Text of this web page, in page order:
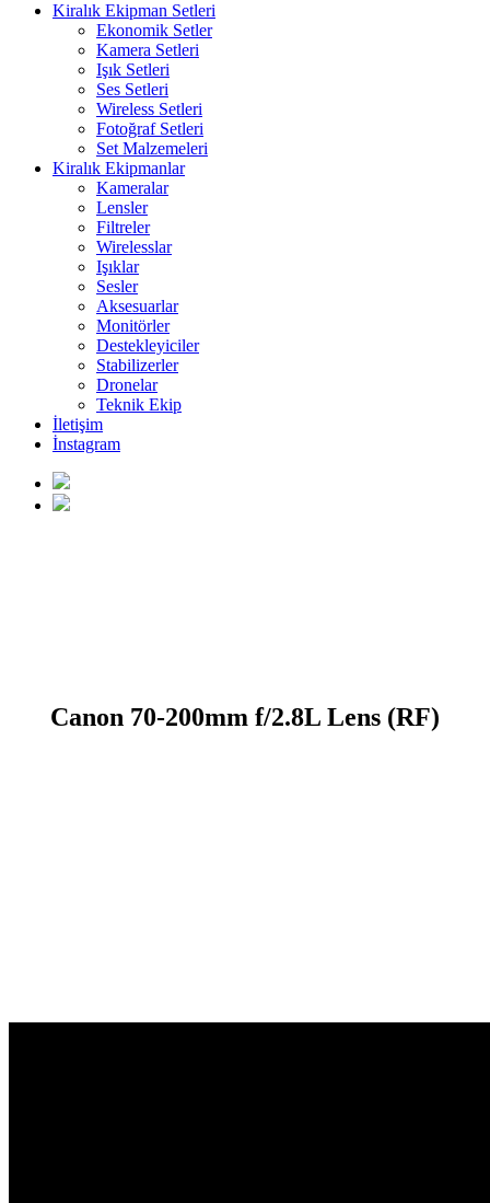
Kiralık Ekipman Setleri
Ekonomik Setler
Kamera Setleri
Işık Setleri
Ses Setleri
Wireless Setleri
Fotoğraf Setleri
Set Malzemeleri
Kiralık Ekipmanlar
Kameralar
Lensler
Filtreler
Wirelesslar
Işıklar
Sesler
Aksesuarlar
Monitörler
Destekleyiciler
Stabilizerler
Dronelar
Teknik Ekip
İletişim
İnstagram
Canon 70-200mm f/2.8L Lens (RF)